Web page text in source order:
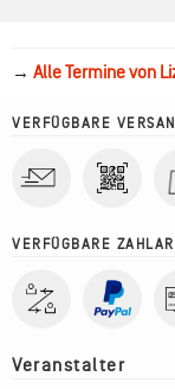
→ Alle Termine von
VERFÜGBARE
VERFÜGBARE